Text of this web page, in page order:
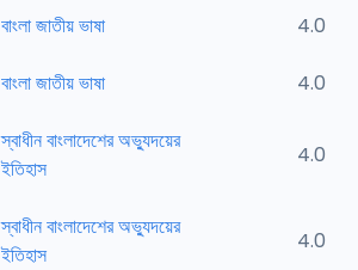
বাংলা জাতীয় ভাষা 4.0
বাংলা জাতীয় ভাষা 4.0
স্বাধীন বাংলাদেশের অভ্যুদয়ের
ইতিহাস
4.0
স্বাধীন বাংলাদেশের অভ্যুদয়ের
ইতিহাস
4.0